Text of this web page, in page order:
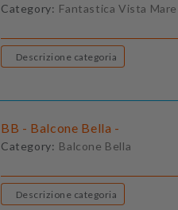
Category: Fantastica Vista Mare
Descrizione categoria
BB - Balcone Bella -
Category: Balcone Bella
Descrizione categoria